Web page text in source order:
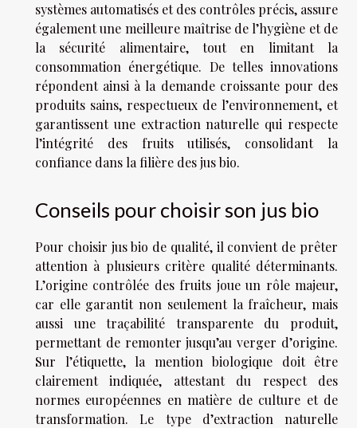
systèmes automatisés et des contrôles précis, assure
également une meilleure maîtrise de l’hygiène et de
la sécurité alimentaire, tout en limitant la
consommation énergétique. De telles innovations
répondent ainsi à la demande croissante pour des
produits sains, respectueux de l’environnement, et
garantissent une extraction naturelle qui respecte
l’intégrité des fruits utilisés, consolidant la
confiance dans la filière des jus bio.
Conseils pour choisir son jus bio
Pour choisir jus bio de qualité, il convient de prêter
attention à plusieurs critère qualité déterminants.
L’origine contrôlée des fruits joue un rôle majeur,
car elle garantit non seulement la fraîcheur, mais
aussi une traçabilité transparente du produit,
permettant de remonter jusqu’au verger d’origine.
Sur l’étiquette, la mention biologique doit être
clairement indiquée, attestant du respect des
normes européennes en matière de culture et de
transformation. Le type d’extraction naturelle